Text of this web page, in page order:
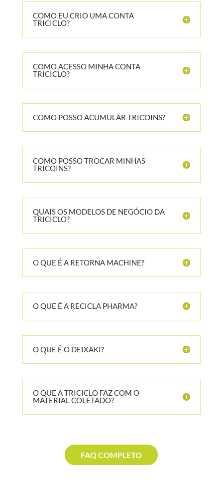
COMO EU CRIO UMA CONTA
TRICICLO?
COMO ACESSO MINHA CONTA
TRICICLO?
COMO POSSO ACUMULAR TRICOINS?
COMO POSSO TROCAR MINHAS
TRICOINS?
QUAIS OS MODELOS DE NEGÓCIO DA
TRICICLO?
O QUE É A RETORNA MACHINE?
O QUE É A RECICLA PHARMA?
O QUE É O DEIXAKI?
O QUE A TRICICLO FAZ COM O
MATERIAL COLETADO?
FAQ COMPLETO